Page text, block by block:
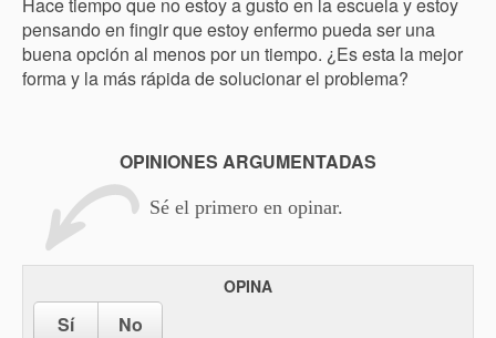
pensando en fingir que estoy enfermo pueda ser una
buena opción al menos por un tiempo. ¿Es esta la mejor
forma y la más rápida de solucionar el problema?
OPINIONES ARGUMENTADAS
Sé el primero en opinar.
OPINA
Sí No